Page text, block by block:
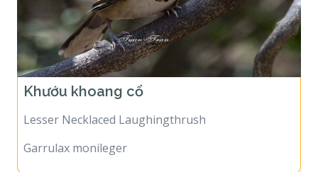
Khướu khoang cổ
Lesser Necklaced Laughingthrush
Garrulax monileger